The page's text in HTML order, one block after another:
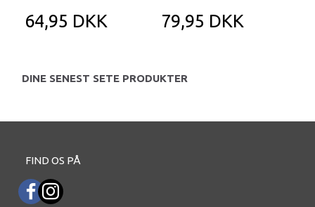
64,95 DKK 79,95 DKK
DINE SENEST SETE PRODUKTER
FIND OS PÅ